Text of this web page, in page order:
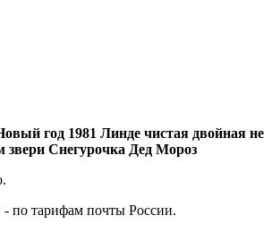
год 1981 Линде чистая двойная не
звери Снегурочка Дед Мороз
- по тарифам почты России.